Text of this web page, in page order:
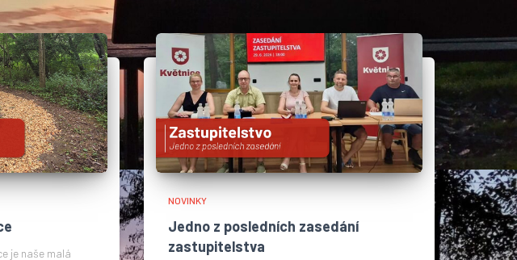
je naše malá
NOVINKY
Jedno z posledních zasedání
zastupitelstva